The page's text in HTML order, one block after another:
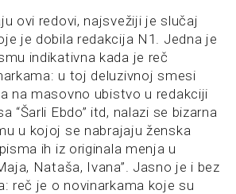
ovi redovi, najsvežiji je slučaj
je dobila redakcija N1. Jedna je
indikativna kada je reč
u toj deluzivnoj smesi
na masovno ubistvo u redakciji
“Šarli Ebdo” itd, nalazi se bizarna
u kojoj se nabrajaju ženska
ih iz originala menja u
Nataša, Ivana”. Jasno je i bez
reč je o novinarkama koje su